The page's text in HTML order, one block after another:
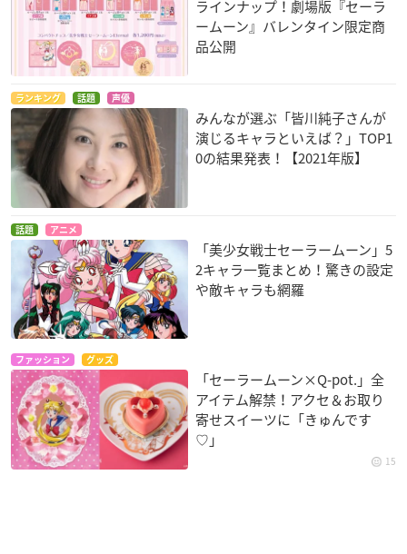
ラインナップ！劇場版『セーラ
ームーン』バレンタイン限定商
品公開
ランキング 話題 声優
みんなが選ぶ「皆川純子さんが
演じるキャラといえば？」TOP1
0の結果発表！【2021年版】
話題 アニメ
「美少女戦士セーラームーン」5
2キャラ一覧まとめ！驚きの設定
や敵キャラも網羅
ファッション グッズ
「セーラームーン×Q-pot.」全
アイテム解禁！アクセ＆お取り
寄せスイーツに「きゅんです
♡」
15